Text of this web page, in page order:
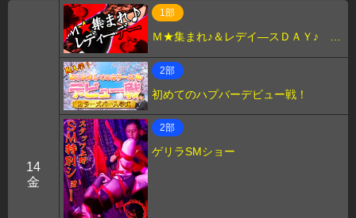
14
金
1部
Ｍ★集まれ♪＆レデイ―スＤＡＹ♪ ス
2部
初めてのハプバーデビュー戦！
2部
ゲリラSMショー